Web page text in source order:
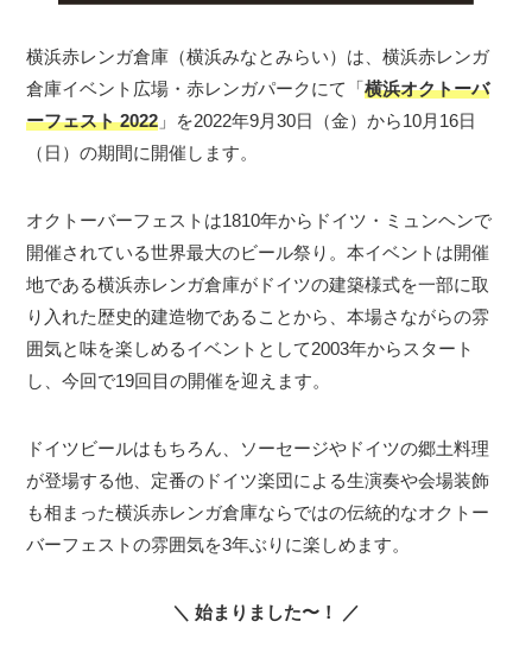
横浜赤レンガ倉庫（横浜みなとみらい）は、横浜赤レンガ
倉庫イベント広場・赤レンガパークにて「横浜オクトーバ
ーフェスト 2022 」を2022年9月30日（金）から10月16日
（日）の期間に開催します。
オクトーバーフェストは1810年からドイツ・ミュンヘンで
開催されている世界最大のビール祭り。本イベントは開催
地である横浜赤レンガ倉庫がドイツの建築様式を一部に取
り入れた歴史的建造物であることから、本場さながらの雰
囲気と味を楽しめるイベントとして2003年からスタート
し、今回で19回目の開催を迎えます。
ドイツビールはもちろん、ソーセージやドイツの郷土料理
が登場する他、定番のドイツ楽団による生演奏や会場装飾
も相まった横浜赤レンガ倉庫ならではの伝統的なオクトー
バーフェストの雰囲気を3年ぶりに楽しめます。
＼ 始まりました〜！ ／